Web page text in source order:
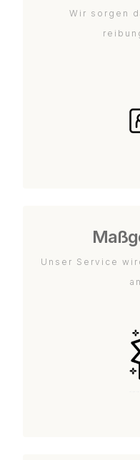
Wir sorgen
Unser Service